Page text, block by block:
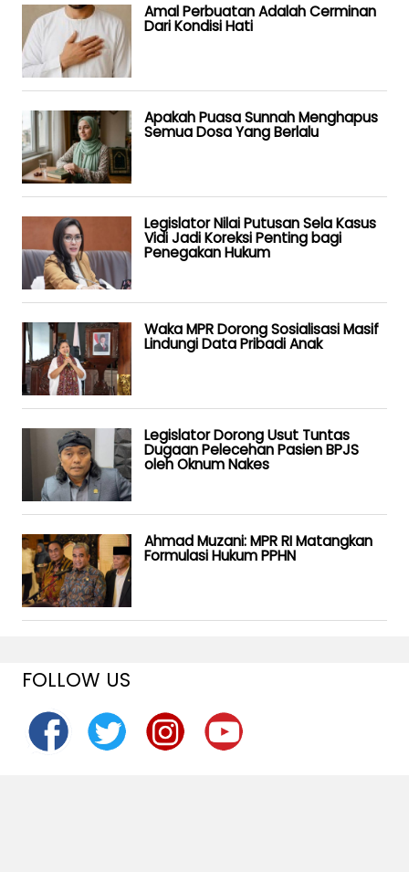
Amal Perbuatan Adalah Cerminan
Dari Kondisi Hati
Apakah Puasa Sunnah Menghapus
Semua Dosa Yang Berlalu
Legislator Nilai Putusan Sela Kasus
Vidi Jadi Koreksi Penting bagi
Penegakan Hukum
Waka MPR Dorong Sosialisasi Masif
Lindungi Data Pribadi Anak
Legislator Dorong Usut Tuntas
Dugaan Pelecehan Pasien BPJS
oleh Oknum Nakes
Ahmad Muzani: MPR RI Matangkan
Formulasi Hukum PPHN
FOLLOW US